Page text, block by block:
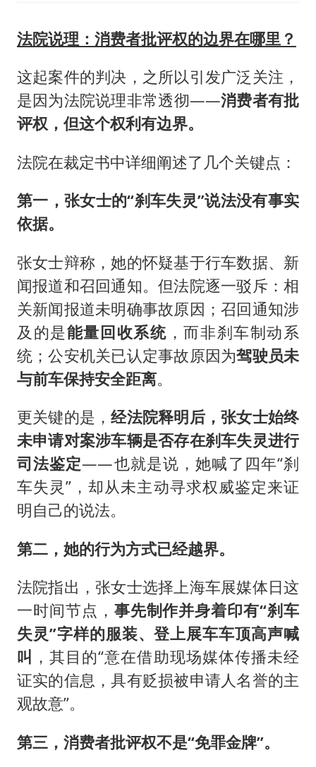
法院说理：消费者批评权的边界在哪里？
这起案件的判决，之所以引发广泛关注，
是因为法院说理非常透彻——消费者有批
评权，但这个权利有边界。
法院在裁定书中详细阐述了几个关键点：
第一，张女士的“刹车失灵”说法没有事实
依据。
张女士辩称，她的怀疑基于行车数据、新
闻报道和召回通知。但法院逐一驳斥：相
关新闻报道未明确事故原因；召回通知涉
及的是能量回收系统 ，而非刹车制动系
统；公安机关已认定事故原因为驾驶员未
与前车保持安全距离。
更关键的是，经法院释明后，张女士始终
未申请对案涉车辆是否存在刹车失灵进行
司法鉴定——也就是说，她喊了四年“刹
车失灵”，却从未主动寻求权威鉴定来证
明自己的说法。
第二，她的行为方式已经越界。
法院指出，张女士选择上海车展媒体日这
一时间节点， 事先制作并身着印有“刹车
失灵”字样的服装、登上展车车顶高声喊
叫 ，其目的“意在借助现场媒体传播未经
证实的信息，具有贬损被申请人名誉的主
观故意”。
第三，消费者批评权不是“免罪金牌”。